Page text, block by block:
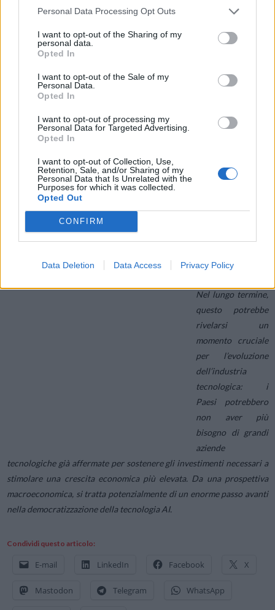
Personal Data Processing Opt Outs
I want to opt-out of the Sharing of my
personal data.
Opted In
I want to opt-out of the Sale of my
Personal Data.
Opted In
I want to opt-out of processing my
Personal Data for Targeted Advertising.
Opted In
I want to opt-out of Collection, Use,
Retention, Sale, and/or Sharing of my
Personal Data that Is Unrelated with the
Purposes for which it was collected.
Opted Out
CONFIRM
Data Deletion Data Access Privacy Policy
dell’1,5%, più di 300 delle 500 azioni dell’indice S&P 500 sono
di storia dell’indice. Questo conferma la nostra view, maturata
dall’inizio del 2024, secondo cui il mercato si allargherà oltre il
settore tecnologico. La nostra prospettiva positiva sulle azioni
statunitensi quest’anno si basa principalmente su titoli non
tecnologici: non abbiamo bisogno di rendimenti straordinari nel tech
per ottenere rendimenti positivi dell’equity USA nel 2024.
estendano a realtà più piccole negli Stati Uniti, a Paesi al di fuori
degli USA e a settori diversi dal tech, anche se finora siamo stati
prudenti nel prevedere la velocità con cui ciò accadrà. Tuttavia,
DeepSeek ha cambiato le carte in tavola. Si pensi, ad esempio, alle
aziende biotech che utilizzano i Large Language Models (LLM) per la
scoperta di farmaci: potrebbero ridurre significativamente i costi e
accelerare notevolmente i progressi nel settore.
Nel lungo termine,
questo potrebbe
rivelarsi un
momento cruciale
per l’evoluzione
dell’industria
tecnologica: i
Paesi potrebbero
non aver più
bisogno di grandi
aziende
tecnologiche già affermate per sostenere gli investimenti necessari a
stimolare una crescita economica più elevata. Da una prospettiva
macroeconomica, si tratta potenzialmente di un enorme passo avanti
nella democratizzazione della tecnologia AI.
Condividi questo articolo:
E-mail LinkedIn Facebook X
Mastodon Telegram WhatsApp